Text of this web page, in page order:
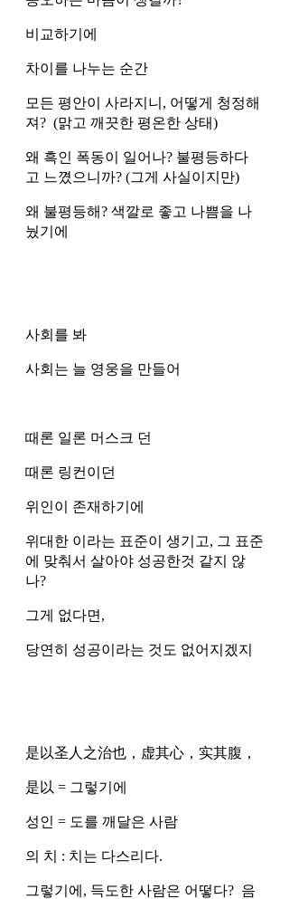
비교하기에
차이를 나누는 순간
모든 평안이 사라지니, 어떻게 청정해
져?  (맑고 깨끗한 평온한 상태)
왜 흑인 폭동이 일어나? 불평등하다
고 느꼈으니까? (그게 사실이지만)
왜 불평등해? 색깔로 좋고 나쁨을 나
눴기에
사회를 봐
사회는 늘 영웅을 만들어
때론 일론 머스크 던
때론 링컨이던
위인이 존재하기에
위대한 이라는 표준이 생기고, 그 표준
에 맞춰서 살아야 성공한것 같지 않
나?
그게 없다면,
당연히 성공이라는 것도 없어지겠지
是以圣人之治也，虚其心，实其腹，
是以 = 그렇기에
성인 = 도를 깨달은 사람
의 치 : 치는 다스리다.
그렇기에, 득도한 사람은 어떻다?  음